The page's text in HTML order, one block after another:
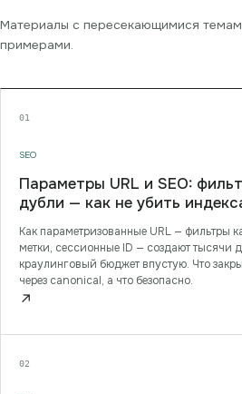
Материалы с пересекающимися
примерами.
01
SEO
Параметры URL и SEO:
дубли — как не убить
Как параметризованные URL — фильтры
метки, сессионные ID — создают тысячи
краулинговый бюджет впустую. Что
через canonical, а что безопасно.
↗
02